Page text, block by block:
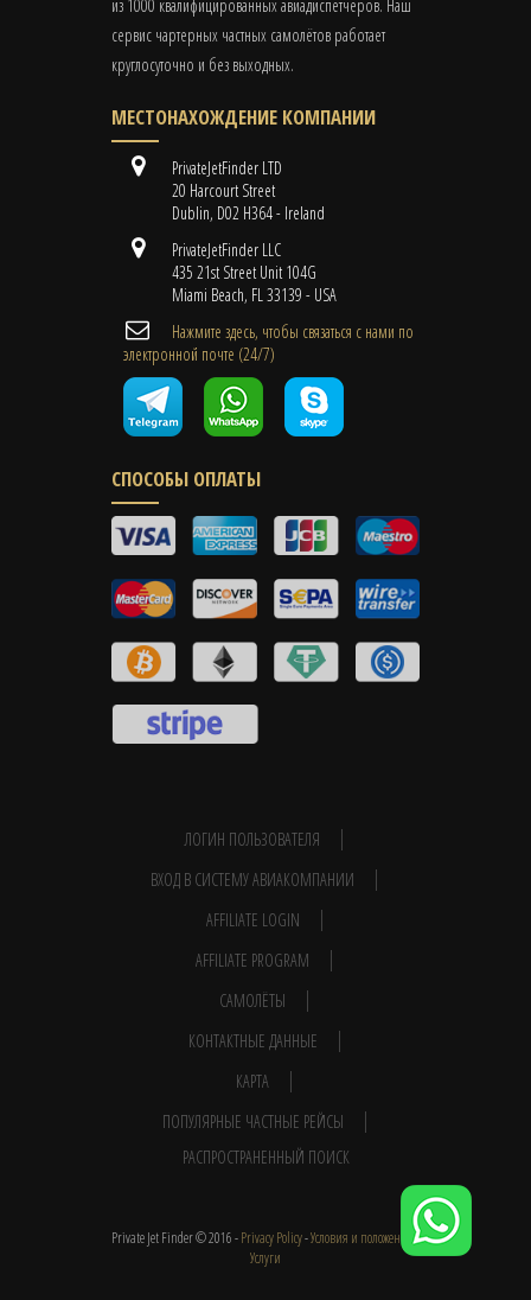
из 1000 квалифицированных авиадиспетчеров. Наш
сервис чартерных частных самолётов работает
круглосуточно и без выходных.
МЕСТОНАХОЖДЕНИЕ КОМПАНИИ
PrivateJetFinder LTD
20 Harcourt Street
Dublin, D02 H364 - Ireland
PrivateJetFinder LLC
435 21st Street Unit 104G
Miami Beach, FL 33139 - USA
Нажмите здесь, чтобы связаться с нами по
электронной почте (24/7)
СПОСОБЫ ОПЛАТЫ
ЛОГИН ПОЛЬЗОВАТЕЛЯ
ВХОД В СИСТЕМУ АВИАКОМПАНИИ
AFFILIATE LOGIN
AFFILIATE PROGRAM
САМОЛЁТЫ
КОНТАКТНЫЕ ДАННЫЕ
КАРТА
ПОПУЛЯРНЫЕ ЧАСТНЫЕ РЕЙСЫ
РАСПРОСТРАНЕННЫЙ ПОИСК
Private Jet Finder © 2016 -Privacy Policy-Условия и положения-
Услуги